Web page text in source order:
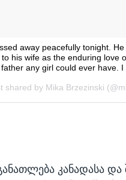
განათლება კანადასა